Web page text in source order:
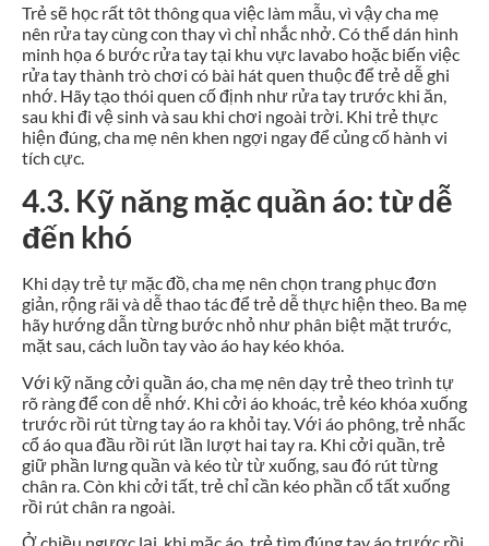
Trẻ sẽ học rất tôt thông qua việc làm mẫu, vì vậy cha mẹ
nên rửa tay cùng con thay vì chỉ nhắc nhở. Có thể dán hình
minh họa 6 bước rửa tay tại khu vực lavabo hoặc biến việc
rửa tay thành trò chơi có bài hát quen thuộc để trẻ dễ ghi
nhớ. Hãy tạo thói quen cố định như rửa tay trước khi ăn,
sau khi đi vệ sinh và sau khi chơi ngoài trời. Khi trẻ thực
hiện đúng, cha mẹ nên khen ngợi ngay để củng cố hành vi
tích cực.
4.3. Kỹ năng mặc quần áo: từ dễ
đến khó
Khi dạy trẻ tự mặc đồ, cha mẹ nên chọn trang phục đơn
giản, rộng rãi và dễ thao tác để trẻ dễ thực hiện theo. Ba mẹ
hãy hướng dẫn từng bước nhỏ như phân biệt mặt trước,
mặt sau, cách luồn tay vào áo hay kéo khóa.
Với kỹ năng cởi quần áo, cha mẹ nên dạy trẻ theo trình tự
rõ ràng để con dễ nhớ. Khi cởi áo khoác, trẻ kéo khóa xuống
trước rồi rút từng tay áo ra khỏi tay. Với áo phông, trẻ nhấc
cổ áo qua đầu rồi rút lần lượt hai tay ra. Khi cởi quần, trẻ
giữ phần lưng quần và kéo từ từ xuống, sau đó rút từng
chân ra. Còn khi cởi tất, trẻ chỉ cần kéo phần cổ tất xuống
rồi rút chân ra ngoài.